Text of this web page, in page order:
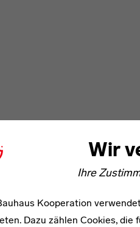
Wir
Ihre
Kooperation
Dazu zählen Cookies,